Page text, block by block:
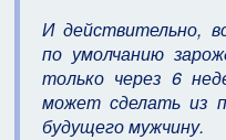
И действительно,
по умолчанию
только через 6
может сделать из
будущего мужчину.